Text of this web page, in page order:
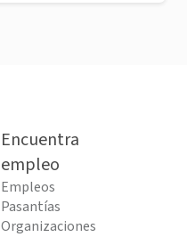
Encuentra
empleo
Empleos
Pasantías
Organizaciones